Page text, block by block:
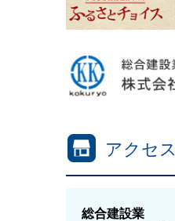
アクセス
総合建設業